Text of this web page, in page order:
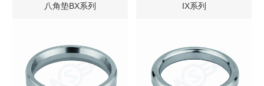
八角垫BX系列 IX系列